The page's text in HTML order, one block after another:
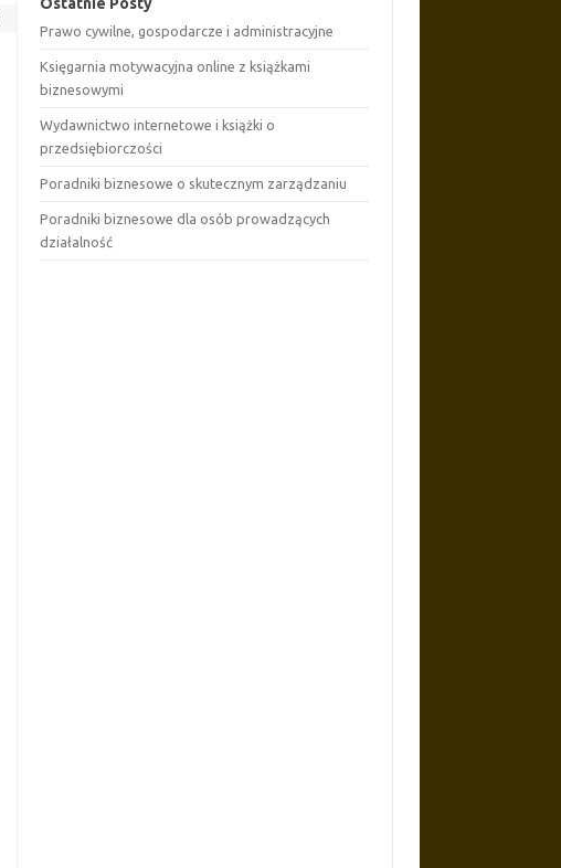
Prawo cywilne, gospodarcze i administracyjne
Księgarnia motywacyjna online z książkami
biznesowymi
Wydawnictwo internetowe i książki o
przedsiębiorczości
Poradniki biznesowe o skutecznym zarządzaniu
Poradniki biznesowe dla osób prowadzących
działalność